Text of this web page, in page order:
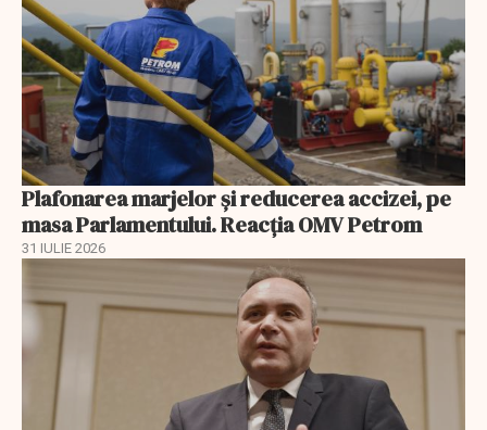
Plafonarea marjelor și reducerea accizei, pe
masa Parlamentului. Reacția OMV Petrom
31 IULIE 2026